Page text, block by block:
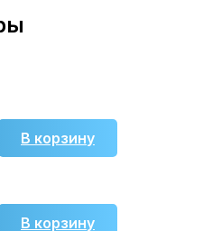
В корзину
В корзину